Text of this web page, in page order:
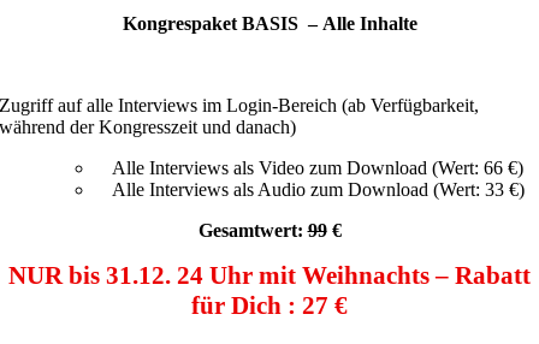
Kongrespaket BASIS – Alle Inhalte
Zugriff auf alle Interviews im Login-Bereich (ab Verfügbarkeit,
während der Kongresszeit und danach)
Alle Interviews als Video zum Download (Wert: 66 €)
Alle Interviews als Audio zum Download (Wert: 33 €)
Gesamtwert:99€
NUR bis 31.12. 24 Uhr mit Weihnachts – Rabatt
für Dich : 27 €